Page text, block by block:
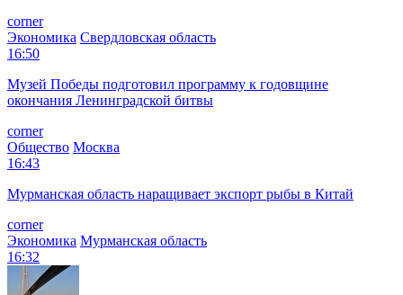
corner
Экономика Свердловская область
16:50
Музей Победы подготовил программу к годовщине
окончания Ленинградской битвы
corner
Общество Москва
16:43
Мурманская область наращивает экспорт рыбы в Китай
corner
Экономика Мурманская область
16:32